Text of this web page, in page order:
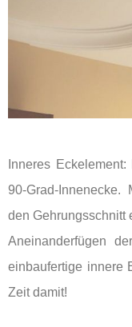
Inneres
90-Grad-
den Gehrungsschnitt
Aneinanderfügen
einbaufertige innere
Zeit damit!